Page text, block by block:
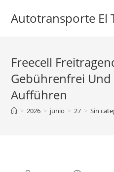
Autotransporte El
Freecell
Gebührenfrei
Aufführen
> 2026 > junio > 27 > Sin